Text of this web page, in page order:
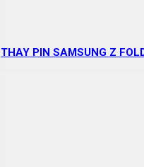
THAY PIN SAMSUNG Z